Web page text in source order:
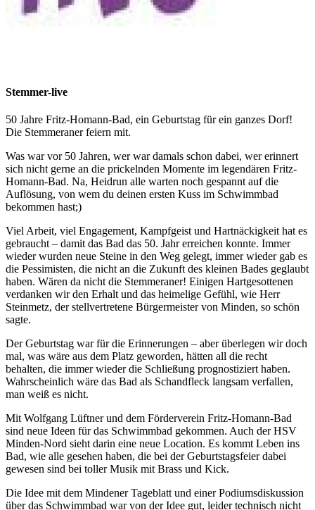
Stemmer-live
50 Jahre Fritz-Homann-Bad, ein Geburtstag für ein ganzes Dorf!
Die Stemmeraner feiern mit.
Was war vor 50 Jahren, wer war damals schon dabei, wer erinnert
sich nicht gerne an die prickelnden Momente im legendären Fritz-
Homann-Bad. Na, Heidrun alle warten noch gespannt auf die
Auflösung, von wem du deinen ersten Kuss im Schwimmbad
bekommen hast;)
Viel Arbeit, viel Engagement, Kampfgeist und Hartnäckigkeit hat es
gebraucht – damit das Bad das 50. Jahr erreichen konnte. Immer
wieder wurden neue Steine in den Weg gelegt, immer wieder gab es
die Pessimisten, die nicht an die Zukunft des kleinen Bades geglaubt
haben. Wären da nicht die Stemmeraner! Einigen Hartgesottenen
verdanken wir den Erhalt und das heimelige Gefühl, wie Herr
Steinmetz, der stellvertretene Bürgermeister von Minden, so schön
sagte.
Der Geburtstag war für die Erinnerungen – aber überlegen wir doch
mal, was wäre aus dem Platz geworden, hätten all die recht
behalten, die immer wieder die Schließung prognostiziert haben.
Wahrscheinlich wäre das Bad als Schandfleck langsam verfallen,
man weiß es nicht.
Mit Wolfgang Lüftner und dem Förderverein Fritz-Homann-Bad
sind neue Ideen für das Schwimmbad gekommen. Auch der HSV
Minden-Nord sieht darin eine neue Location. Es kommt Leben ins
Bad, wie alle gesehen haben, die bei der Geburtstagsfeier dabei
gewesen sind bei toller Musik mit Brass und Kick.
Die Idee mit dem Mindener Tageblatt und einer Podiumsdiskussion
über das Schwimmbad war von der Idee gut, leider technisch nicht